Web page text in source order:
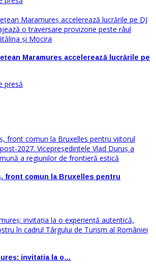
Maramureș accelerează lucrările pe
presă
front comun la Bruxelles pentru
invitația la o…